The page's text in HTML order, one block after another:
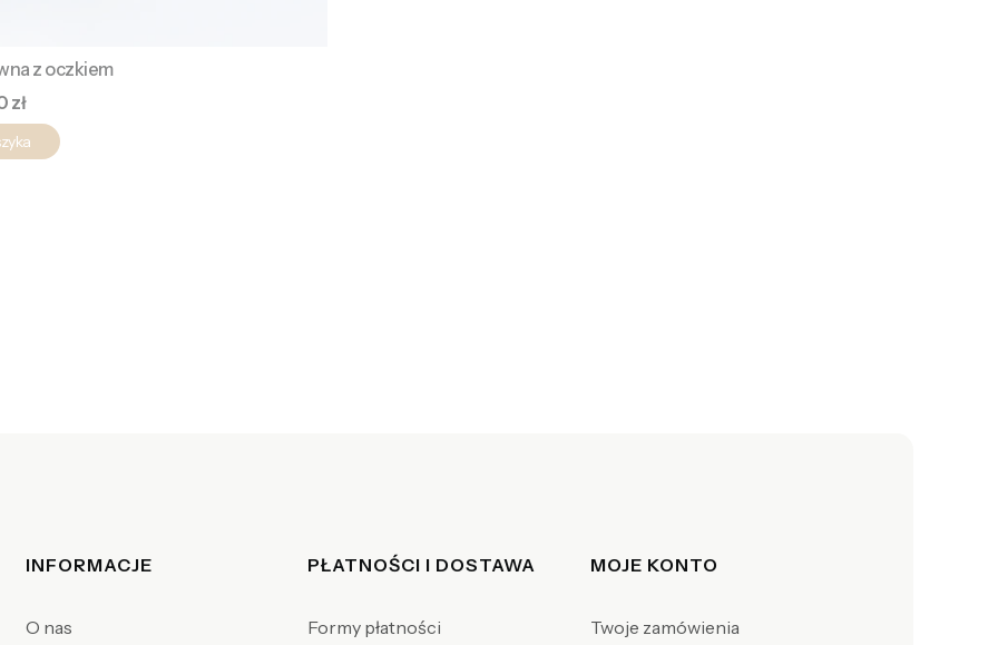
z oczkiem
zł
Linki w stopce
INFORMACJE
O nas
PŁATNOŚCI I DOSTAWA
Formy płatności
MOJE KONTO
Twoje zamówienia